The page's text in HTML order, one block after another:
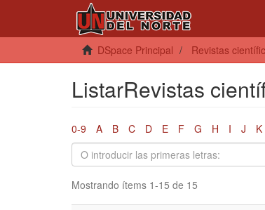
DSpace Principal Revistas
ListarRevistas
0-9 A B C D E F G H I J K
Mostrando ítems 1-15 de 15